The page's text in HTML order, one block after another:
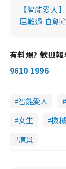
【智能愛人
屈難過 自創
有料爆? 歡迎
9610 1996
智能愛人
女生
機
演員